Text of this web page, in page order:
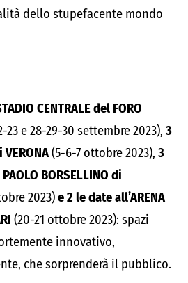
dello stupefacente mondo
CENTRALE del FORO
23 e 28-29-30 settembre 2023), 3
(5-6-7 ottobre 2023), 3
BORSELLINO di
2023)e 2 le date all’ARENA
(20-21 ottobre 2023): spazi
innovativo,
che sorprenderà il pubblico.